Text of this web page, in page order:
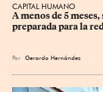
CAPITAL HUMANO
A menos de 5
preparada para la
Por Gerardo Hernández